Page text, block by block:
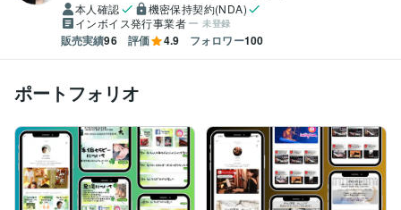
本人確認
機密保持契約(NDA)
インボイス発行事業者
未登録
販売実績96 評価 4.9 フォロワー100
ポートフォリオ